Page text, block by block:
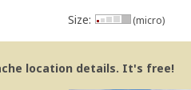
Size: (micro)
location details. It's free!